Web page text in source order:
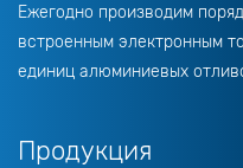
Ежегодно производим
встроенным электронным
единиц алюминиевых
Продукция